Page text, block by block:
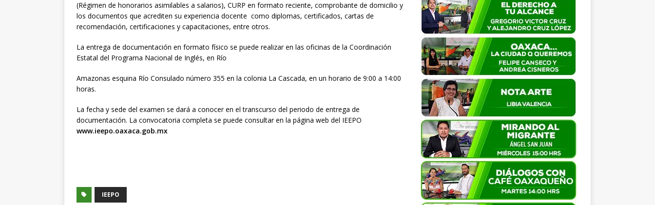
(Régimen de honorarios asimilables a salarios), CURP en formato reciente, comprobante de domicilio y
los documentos que acrediten su experiencia docente como diplomas, certificados, cartas de
recomendación, certificaciones y capacitaciones, entre otros.
La entrega de documentación en formato físico se puede realizar en las oficinas de la Coordinación
Estatal del Programa Nacional de Inglés, en Río
Amazonas esquina Río Consulado número 355 en la colonia La Cascada, en un horario de 9:00 a 14:00
horas.
La fecha y sede del examen se dará a conocer en el transcurso del periodo de entrega de
documentación. La convocatoria completa se puede consultar en la página web del IEEPO
www.ieepo.oaxaca.gob.mx
IEEPO